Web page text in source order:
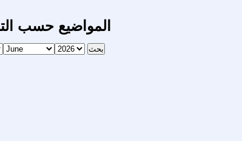
المواضيع حسب